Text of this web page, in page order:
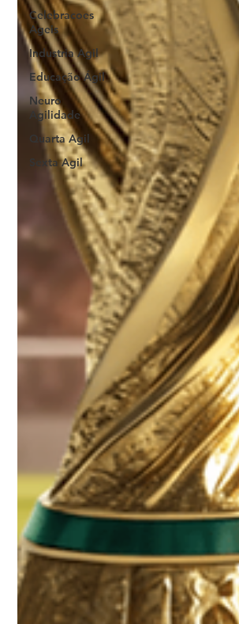
Celebracoes
Ageis
Industria Agil
Educação Ágil
Neuro
Agilidade
Quarta Agil
Sexta Agil